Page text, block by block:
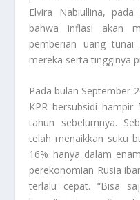
Elvira Nabiullina,
bahwa inflasi akan
pemberian uang
mereka serta tingginya
Pada bulan September
KPR bersubsidi
tahun sebelumnya.
telah menaikkan suku
16% hanya dalam
perekonomian Rusia
terlalu cepat. “Bisa